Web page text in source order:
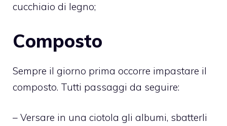
cucchiaio di legno;
Composto
Sempre il giorno prima occorre impastare il
composto. Tutti passaggi da seguire:
– Versare in una ciotola gli albumi, sbatterli